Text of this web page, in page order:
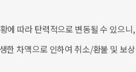
에 따라 탄력적으로 변동될 수 있으
한 차액으로 인하여 취소/환불 및 보